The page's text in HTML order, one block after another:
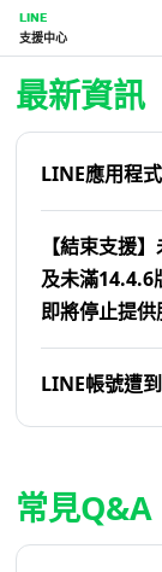
LINE
支援中心
首頁 | LINE支援中心
最新資訊
LINE應用程
【結束支援
及未滿
即將停止提供
LINE帳號遭
常見Q&A